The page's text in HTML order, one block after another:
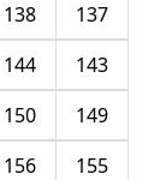
137
138
143
144
149
150
155
156